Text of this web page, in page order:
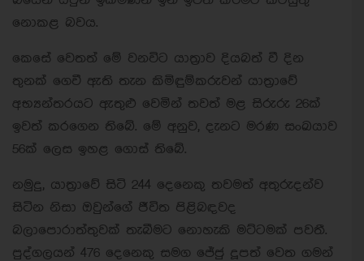
නොකළ බවය.
කෙසේ වෙතත් මේ වනවිට යාත්‍රාව දියබත් වී දින
තුනක් ගෙවී ඇති තැන කිමිඳුම්කරුවන් යාත්‍රාවේ
අභ්‍යන්තරයට ඇතුළු වෙමින් තවත් මළ සිරුරු 26ක්
ඉවත් කරගෙන තිබේ. මේ අනුව, දැනට මරණ සංඛයාව
56ක් ලෙස ඉහළ ගොස් තිබේ.
නමුදු, යාත්‍රාවේ සිටි 244 දෙනෙකු තවමත් අතුරුදන්ව
සිටින නිසා ඔවුන්ගේ ජීවිත පිළිබඳවද
බලාපොරාත්තුවක් තැබීමට නොහැකි මට්ටමක් පවතී.
පුද්ගලයන් 476 දෙනෙකු සමග ජේජු දූපත් වෙත ගමන්